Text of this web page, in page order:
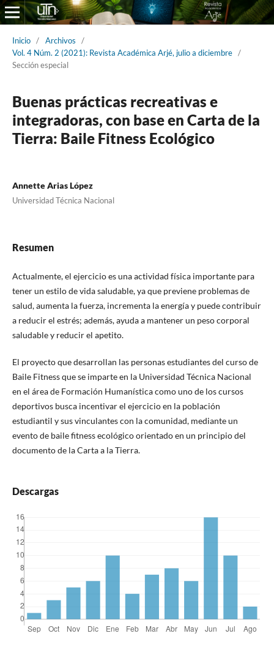
Inicio / Archivos
/
Vol. 4 Núm. 2 (2021): Revista Académica Arjé, julio a diciembre /
Sección especial
Buenas prácticas recreativas e
integradoras, con base en Carta de la
Tierra: Baile Fitness Ecológico
Annette Arias López
Universidad Técnica Nacional
Resumen
Actualmente, el ejercicio es una actividad física importante para
tener un estilo de vida saludable, ya que previene problemas de
salud, aumenta la fuerza, incrementa la energía y puede contribuir
a reducir el estrés; además, ayuda a mantener un peso corporal
saludable y reducir el apetito.
El proyecto que desarrollan las personas estudiantes del curso de
Baile Fitness que se imparte en la Universidad Técnica Nacional
en el área de Formación Humanística como uno de los cursos
deportivos busca incentivar el ejercicio en la población
estudiantil y sus vinculantes con la comunidad, mediante un
evento de baile fitness ecológico orientado en un principio del
documento de la Carta a la Tierra.
Descargas